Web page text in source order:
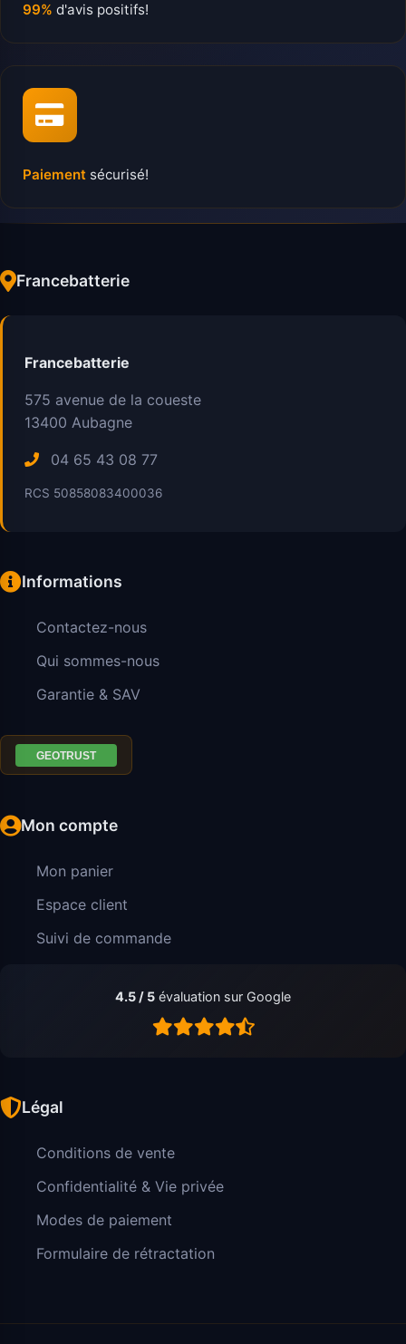
99% d'avis positifs!
Paiement sécurisé!
Francebatterie
Francebatterie
575 avenue de la coueste
13400 Aubagne
04 65 43 08 77
RCS 50858083400036
Informations
Contactez-nous
Qui sommes-nous
Garantie & SAV
Mon compte
Mon panier
Espace client
Suivi de commande
4.5 / 5 évaluation sur Google
Légal
Conditions de vente
Confidentialité & Vie privée
Modes de paiement
Formulaire de rétractation